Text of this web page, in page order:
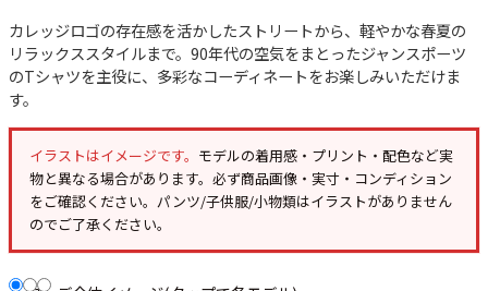
特定商取引法に基づく表示
プライバシーポリシー
お問い合わせ
カレッジロゴの存在感を活かしたストリートから、軽やかな春夏の
リラックススタイルまで。90年代の空気をまとったジャンスポーツ
のTシャツを主役に、多彩なコーディネートをお楽しみいただけま
す。
イラストはイメージです。 モデルの着用感・プリント・配色など実
物と異なる場合があります。必ず商品画像・実寸・コンディション
をご確認ください。パンツ/子供服/小物類はイラストがありません
のでご了承ください。